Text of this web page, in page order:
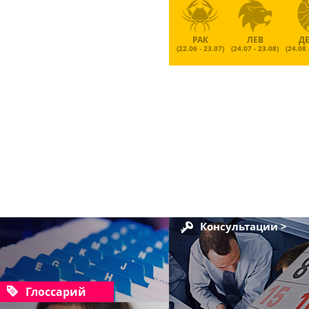
РАК
(22.06 - 23.07)
ЛЕВ
(24.07 - 23.08) (24.08
Глоссарий
Консультации >